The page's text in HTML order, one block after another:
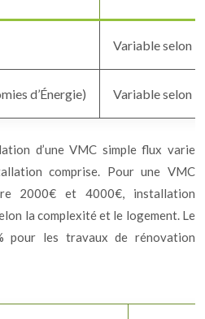
Variable selon
d’Énergie) Variable selon
d’une VMC simple flux varie
comprise. Pour une VMC
2000€ et 4000€, installation
la complexité et le logement. Le
pour les travaux de rénovation